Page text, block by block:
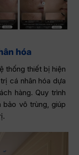
hóa
thống thiết bị hiện
cá nhân hóa dựa
hàng. Quy trình
vô trùng, giúp